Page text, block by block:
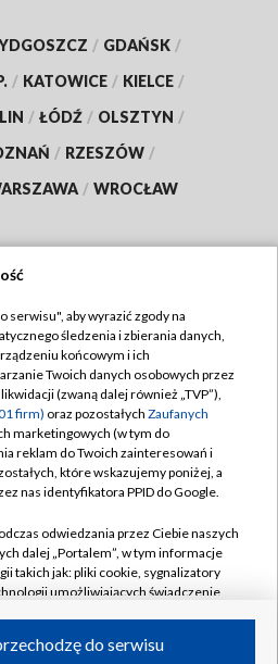
/ GDAŃSK /
/ KATOWICE / KIELCE /
/ ŁÓDŹ / OLSZTYN /
/ RZESZÓW /
/ WROCŁAW
TVP
TVP
prywatności
zgody
Pomoc
Kontakt
Kanały
serwisu", aby wyrazić zgody na
śledzenia i zbierania danych,
końcowym i ich
Twoich danych osobowych przez
(zwaną dalej również „TVP”),
firm) oraz pozostałych Zaufanych
marketingowych (w tym do
reklam do Twoich zainteresowań i
które wskazujemy poniżej, a
nas identyfikatora PPID do Google.
odwiedzania przez Ciebie naszych
dalej „Portalem”, w tym informacje
takich jak: pliki cookie, sygnalizatory
umożliwiających świadczenie
do serwisu